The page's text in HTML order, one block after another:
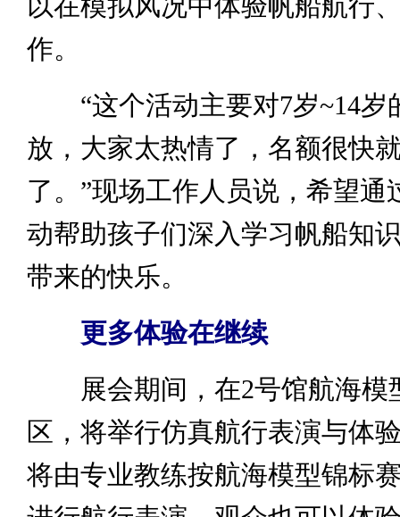
作。
“这个活动主要对7岁~14岁
放，大家太热情了，名额很快
了。”现场工作人员说，希望通
动帮助孩子们深入学习帆船知
带来的快乐。
更多体验在继续
展会期间，在2号馆航海模
区，将举行仿真航行表演与体
将由专业教练按航海模型锦标